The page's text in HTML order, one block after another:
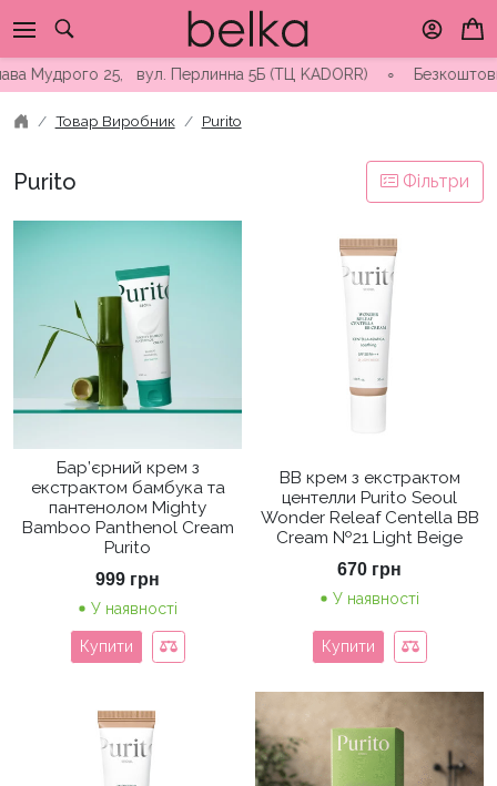
to
content25, вул. Перлинна 5Б (ТЦ KADORR) ∘ Безкоштовна
Товар Виробник Purito
Purito Фільтри
Бар’єрний крем з
екстрактом бамбука та
пантенолом Mighty
Bamboo Panthenol Cream
Purito
999 грн
У наявності
Купити
ВВ крем з екстрактом
центелли Purito Seoul
Wonder Releaf Centella BB
Cream №21 Light Beige
670 грн
У наявності
Купити